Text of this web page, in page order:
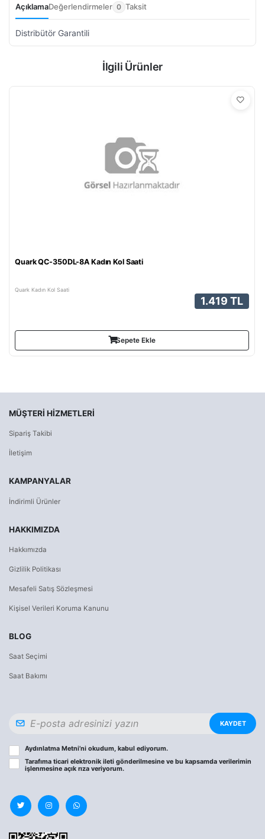
AçıklamaDeğerlendirmeler 0 Taksit
Distribütör Garantili
İlgili Ürünler
Quark QC-350DL-8A Kadın Kol Saati
Quark Kadın Kol Saati
1.419 TL
Sepete Ekle
MÜŞTERI HIZMETLERI
Sipariş Takibi
İletişim
KAMPANYALAR
İndirimli Ürünler
HAKKIMIZDA
Hakkımızda
Gizlilik Politikası
Mesafeli Satış Sözleşmesi
Kişisel Verileri Koruma Kanunu
BLOG
Saat Seçimi
Saat Bakımı
KAYDET
Aydınlatma Metni’ni okudum, kabul ediyorum.
Tarafıma ticari elektronik ileti gönderilmesine ve bu kapsamda verilerimin
işlenmesine açık rıza veriyorum.